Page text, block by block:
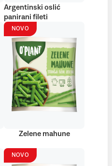
Argentinski oslić
panirani fileti
NOVO
Zelene mahune
NOVO